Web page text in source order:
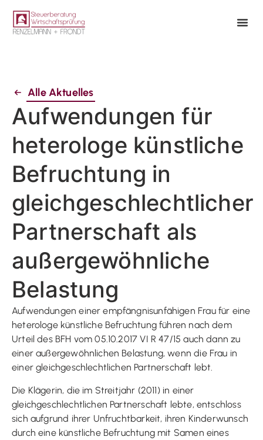
Alle Aktuelles
Aufwendungen für
heterologe künstliche
Befruchtung in
gleichgeschlechtlicher
Partnerschaft als
außergewöhnliche
Belastung
Aufwendungen einer empfängnisunfähigen Frau für eine
heterologe künstliche Befruchtung führen nach dem
Urteil des BFH vom 05.10.2017 VI R 47/15 auch dann zu
einer außergewöhnlichen Belastung, wenn die Frau in
einer gleichgeschlechtlichen Partnerschaft lebt.
Die Klägerin, die im Streitjahr (2011) in einer
gleichgeschlechtlichen Partnerschaft lebte, entschloss
sich aufgrund ihrer Unfruchtbarkeit, ihren Kinderwunsch
durch eine künstliche Befruchtung mit Samen eines